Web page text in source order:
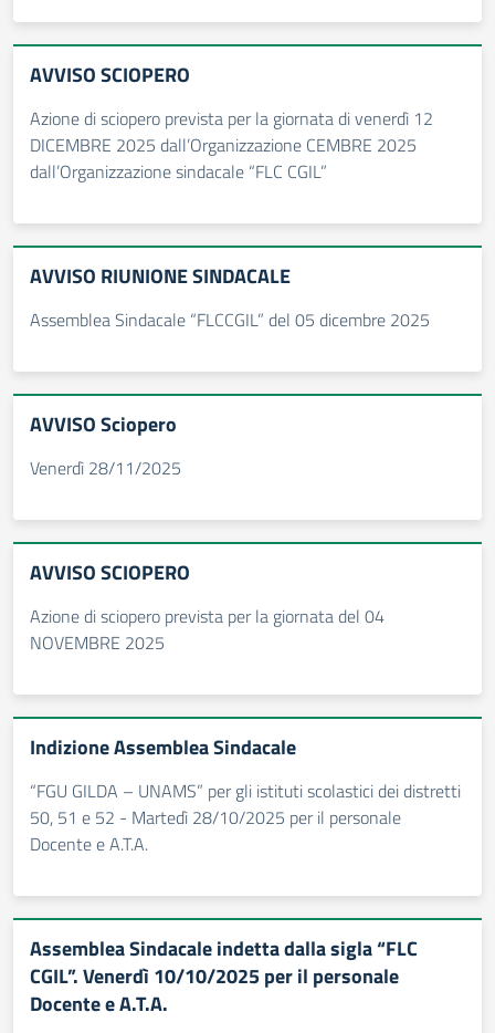
AVVISO SCIOPERO
Azione di sciopero prevista per la giornata di venerdì 12
DICEMBRE 2025 dall’Organizzazione CEMBRE 2025
dall’Organizzazione sindacale “FLC CGIL”
AVVISO RIUNIONE SINDACALE
Assemblea Sindacale “FLCCGIL” del 05 dicembre 2025
AVVISO Sciopero
Venerdì 28/11/2025
AVVISO SCIOPERO
Azione di sciopero prevista per la giornata del 04
NOVEMBRE 2025
Indizione Assemblea Sindacale
“FGU GILDA – UNAMS” per gli istituti scolastici dei distretti
50, 51 e 52 - Martedì 28/10/2025 per il personale
Docente e A.T.A.
Assemblea Sindacale indetta dalla sigla “FLC
CGIL”. Venerdì 10/10/2025 per il personale
Docente e A.T.A.